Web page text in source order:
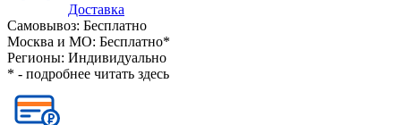
Доставка
Самовывоз: Бесплатно
Москва и МО: Бесплатно*
Регионы: Индивидуально
* - подробнее читать здесь